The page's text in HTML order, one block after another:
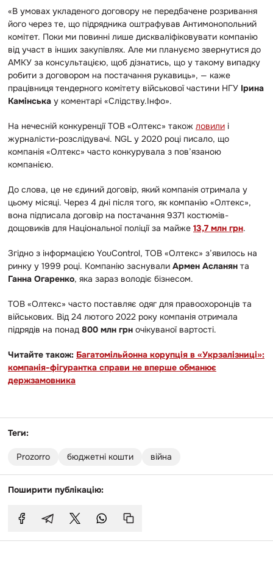
«В умовах укладеного договору не передбачене розривання
його через те, що підрядника оштрафував Антимонопольний
комітет. Поки ми повинні лише дискваліфіковувати компанію
від участ в інших закупівлях. Але ми плануємо звернутися до
АМКУ за консультацією, щоб дізнатись, що у такому випадку
робити з договором на постачання рукавиць», — каже
працівниця тендерного комітету військової частини НГУ Ірина
Камінська у коментарі «Слідству.Інфо».
На нечесній конкуренції ТОВ «Олтекс» також ловили і
журналісти-розслідувачі. NGL у 2020 році писало, що
компанія «Олтекс» часто конкурувала з пов’язаною
компанією.
До слова, це не єдиний договір, який компанія отримала у
цьому місяці. Через 4 дні після того, як компанію «Олтекс»,
вона підписала договір на постачання 9371 костюмів-
дощовиків для Національної поліції за майже 13,7 млн грн.
Згідно з інформацією YouControl, ТОВ «Олтекс» з’явилось на
ринку у 1999 році. Компанію заснували Армен Асланян та
Ганна Огаренко, яка зараз володіє бізнесом.
ТОВ «Олтекс» часто поставляє одяг для правоохоронців та
військових. Від 24 лютого 2022 року компанія отримала
підрядів на понад 800 млн грн очікуваної вартості.
Читайте також: Багатомільйонна корупція в «Укрзалізниці»:
компанія-фігурантка справи не вперше обманює
держзамовника
Теги:
Prozorro бюджетні кошти війна
Поширити публікацію: